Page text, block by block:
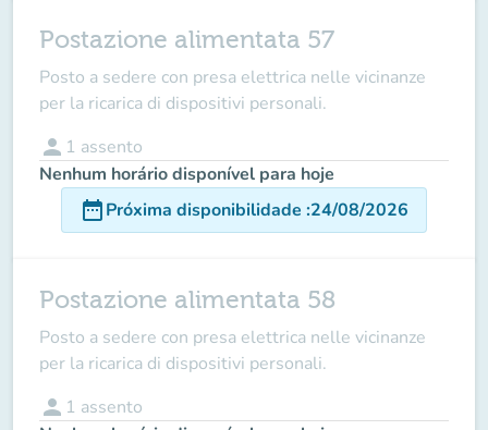
Postazione alimentata 57
Posto a sedere con presa elettrica nelle vicinanze
per la ricarica di dispositivi personali.
person 1 assento
Nenhum horário disponível para hoje
date_rangePróxima disponibilidade :24/08/2026
Postazione alimentata 58
Posto a sedere con presa elettrica nelle vicinanze
per la ricarica di dispositivi personali.
person 1 assento